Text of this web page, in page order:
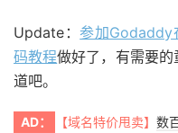
Update：参加Godaddy
码教程做好了，有需要
道吧。
AD： 【域名特价甩卖】 数